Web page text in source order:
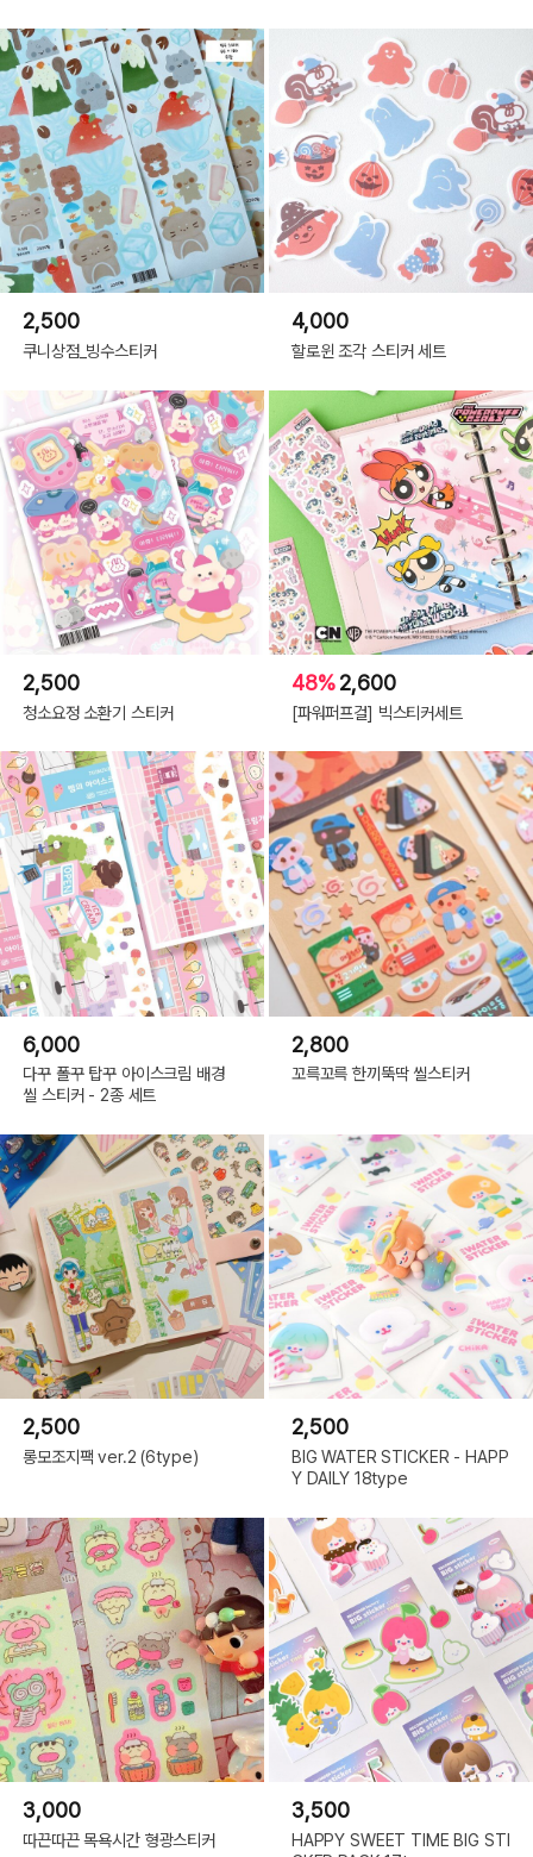
2,500
쿠니상점_빙수스티커
4,000
할로윈 조각 스티커 세트
2,500
청소요정 소환기 스티커
48%2,600
[파워퍼프걸] 빅스티커세트
6,000
다꾸 폴꾸 탑꾸 아이스크림 배경
씰 스티커 - 2종 세트
2,800
꼬륵꼬륵 한끼뚝딱 씰스티커
2,500
롱모조지팩 ver.2 (6type)
2,500
BIG WATER STICKER - HAPP
Y DAILY 18type
3,000
따끈따끈 목욕시간 형광스티커
3,500
HAPPY SWEET TIME BIG STI